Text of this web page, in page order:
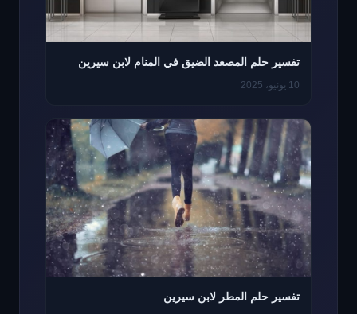
تفسير حلم المصعد الضيق في المنام لابن سيرين
10 يونيو، 2025
تفسير حلم المطر لابن سيرين